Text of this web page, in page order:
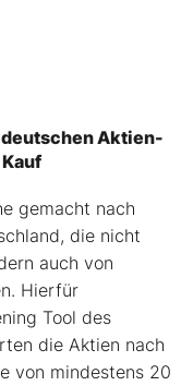
deutschen Aktien-
gemacht nach
die nicht
auch von
Hierfür
Tool des
die Aktien nach
von mindestens 20